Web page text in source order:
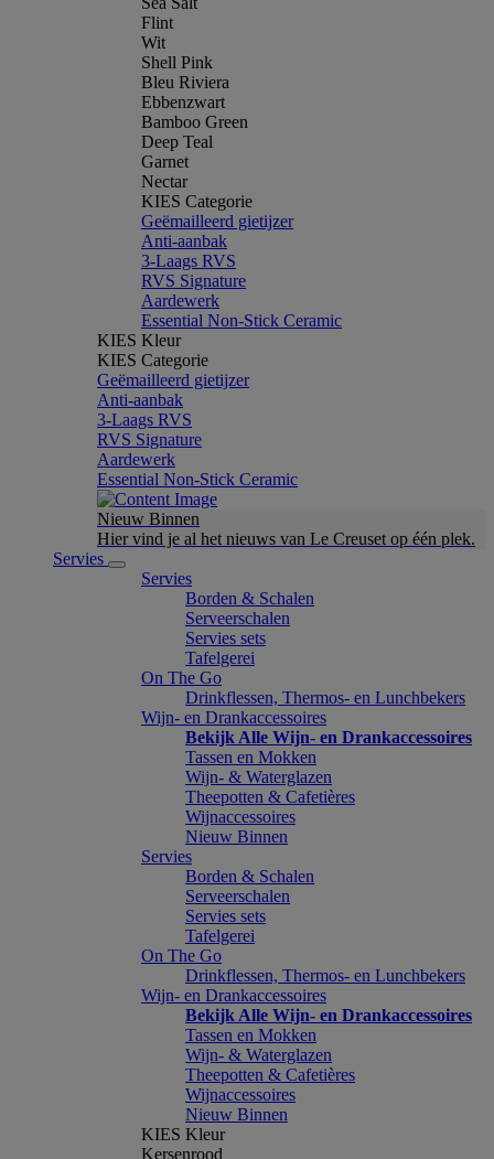
Flint
Wit
Shell Pink
Bleu Riviera
Ebbenzwart
Bamboo Green
Deep Teal
Garnet
Nectar
KIES Categorie
Geëmailleerd gietijzer
Anti-aanbak
3-Laags RVS
RVS Signature
Aardewerk
Essential Non-Stick Ceramic
KIES Kleur
KIES Categorie
Geëmailleerd gietijzer
Anti-aanbak
3-Laags RVS
RVS Signature
Aardewerk
Essential Non-Stick Ceramic
Nieuw Binnen
Hier vind je al het nieuws van Le Creuset op één plek.
Servies
Servies
Borden & Schalen
Serveerschalen
Servies sets
Tafelgerei
On The Go
Drinkflessen, Thermos- en Lunchbekers
Wijn- en Drankaccessoires
Bekijk Alle Wijn- en Drankaccessoires
Tassen en Mokken
Wijn- & Waterglazen
Theepotten & Cafetières
Wijnaccessoires
Nieuw Binnen
Servies
Borden & Schalen
Serveerschalen
Servies sets
Tafelgerei
On The Go
Drinkflessen, Thermos- en Lunchbekers
Wijn- en Drankaccessoires
Bekijk Alle Wijn- en Drankaccessoires
Tassen en Mokken
Wijn- & Waterglazen
Theepotten & Cafetières
Wijnaccessoires
Nieuw Binnen
KIES Kleur
Kersenrood